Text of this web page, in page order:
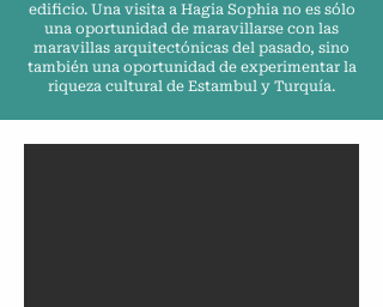
edificio. Una visita a Hagia Sophia no es sólo
una oportunidad de maravillarse con las
maravillas arquitectónicas del pasado, sino
también una oportunidad de experimentar la
riqueza cultural de Estambul y Turquía.